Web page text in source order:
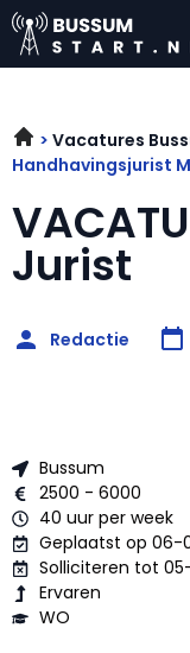
Vacatures
Handhavingsjurist
Jurist
Redactie
Bussum
2500 - 6000
40 uur per week
Geplaatst op 06-
Solliciteren tot
Ervaren
WO